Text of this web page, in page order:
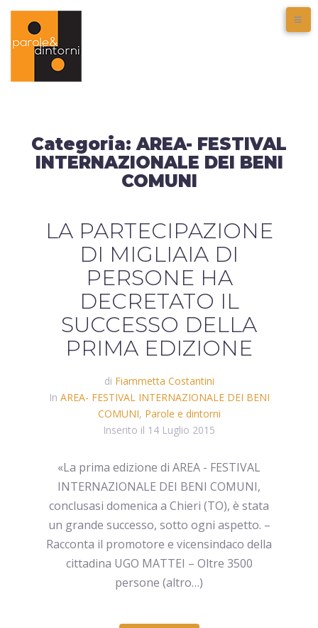
Categoria:AREA- FESTIVAL
INTERNAZIONALE DEI BENI
COMUNI
LA PARTECIPAZIONE
DI MIGLIAIA DI
PERSONE HA
DECRETATO IL
SUCCESSO DELLA
PRIMA EDIZIONE
di Fiammetta Costantini
In AREA- FESTIVAL INTERNAZIONALE DEI BENI
COMUNI, Parole e dintorni
Inserito il 14 Luglio 2015
«La prima edizione di AREA - FESTIVAL
INTERNAZIONALE DEI BENI COMUNI,
conclusasi domenica a Chieri (TO), è stata
un grande successo, sotto ogni aspetto. –
Racconta il promotore e vicensindaco della
cittadina UGO MATTEI – Oltre 3500
persone (altro…)